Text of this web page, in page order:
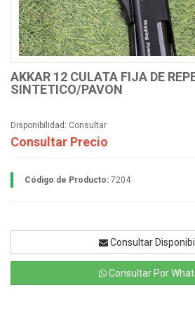
AKKAR 12 CULATA FIJA DE
SINTETICO/PAVON
Disponibilidad: Consultar
Consultar Precio
Código de Producto: 7204
Consultar
Consultar Por